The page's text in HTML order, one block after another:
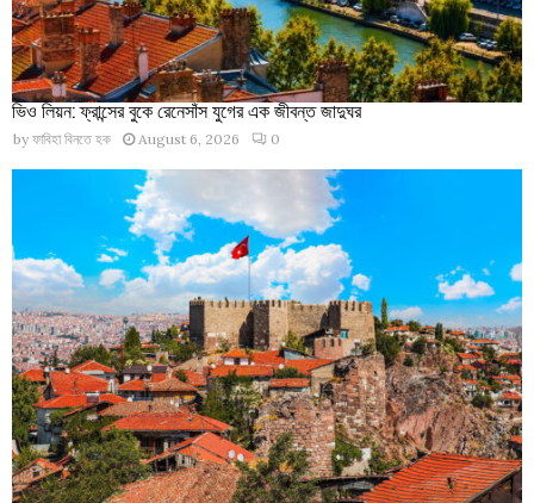
ভিও লিয়ন: ফ্রান্সের বুকে রেনেসাঁস যুগের এক জীবন্ত জাদুঘর
by ফাবিহা বিনতে হক August 6, 2026 0